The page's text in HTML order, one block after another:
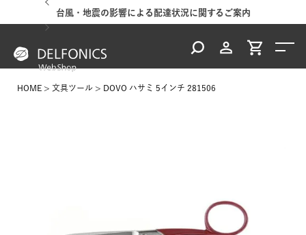
台風・地震の影響による配達状況に関するご案内
HOME 文具ツール DOVO ハサミ 5インチ 281506